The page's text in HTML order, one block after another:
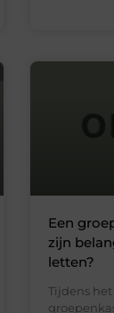
Een
zijn
letten?
Tijdens